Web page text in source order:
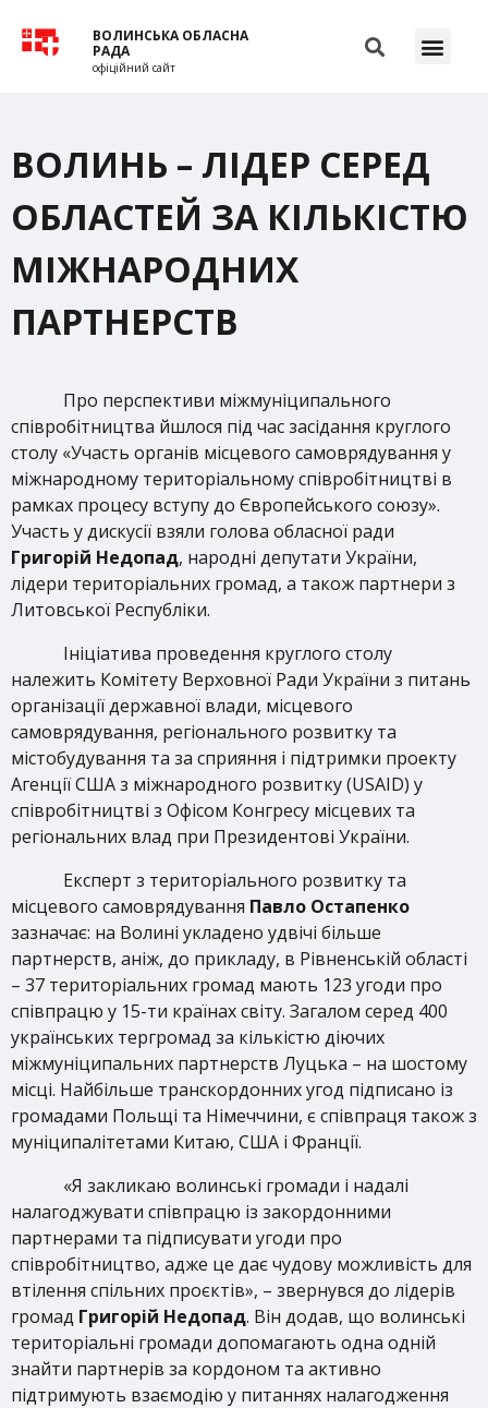
ВОЛИНСЬКА ОБЛАСНА
РАДА
офіційний сайт
ВОЛИНЬ – ЛІДЕР СЕРЕД
ОБЛАСТЕЙ ЗА КІЛЬКІСТЮ
МІЖНАРОДНИХ
ПАРТНЕРСТВ
Про перспективи міжмуніципального
співробітництва йшлося під час засідання круглого
столу «Участь органів місцевого самоврядування у
міжнародному територіальному співробітництві в
рамках процесу вступу до Європейського союзу».
Участь у дискусії взяли голова обласної ради
Григорій Недопад, народні депутати України,
лідери територіальних громад, а також партнери з
Литовської Республіки.
Ініціатива проведення круглого столу
належить Комітету Верховної Ради України з питань
організації державної влади, місцевого
самоврядування, регіонального розвитку та
містобудування та за сприяння і підтримки проекту
Агенції США з міжнародного розвитку (USAID) у
співробітництві з Офісом Конгресу місцевих та
регіональних влад при Президентові України.
Експерт з територіального розвитку та
місцевого самоврядування Павло Остапенко
зазначає: на Волині укладено удвічі більше
партнерств, аніж, до прикладу, в Рівненській області
– 37 територіальних громад мають 123 угоди про
співпрацю у 15-ти країнах світу. Загалом серед 400
українських тергромад за кількістю діючих
міжмуніципальних партнерств Луцька – на шостому
місці. Найбільше транскордонних угод підписано із
громадами Польщі та Німеччини, є співпраця також з
муніципалітетами Китаю, США і Франції.
«Я закликаю волинські громади і надалі
налагоджувати співпрацю із закордонними
партнерами та підписувати угоди про
співробітництво, адже це дає чудову можливість для
втілення спільних проєктів», – звернувся до лідерів
громад Григорій Недопад. Він додав, що волинські
територіальні громади допомагають одна одній
знайти партнерів за кордоном та активно
підтримують взаємодію у питаннях налагодження